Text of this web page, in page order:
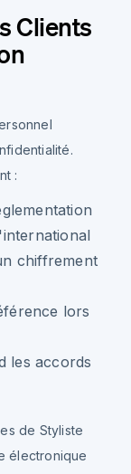
Clients
:
chiffrement
lors
les accords
de Styliste
électronique